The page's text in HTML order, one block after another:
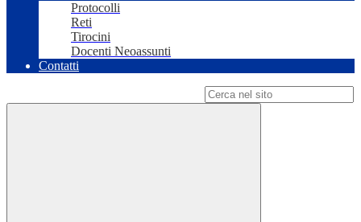
Protocolli
Reti
Tirocini
Docenti Neoassunti
Contatti